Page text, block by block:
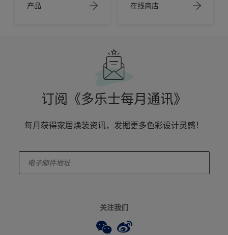
产品 在线商店
订阅《多乐士每月通讯》
每月获得家居焕装资讯，发掘更多色彩设计灵感！
关注我们